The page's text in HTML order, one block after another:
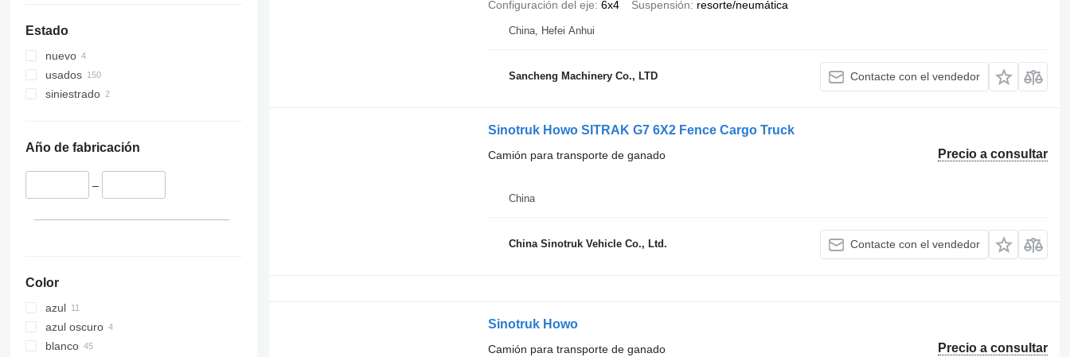
Estado
nuevo
usados
siniestrado
Año de fabricación
–
Color
azul
azul oscuro
blanco
Configuración del eje 6x4 Suspensión resorte/neumática
China, Hefei Anhui
Sancheng Machinery Co., LTD Contacte con el vendedor
Sinotruk Howo SITRAK G7 6X2 Fence Cargo Truck
Precio a consultar
Camión para transporte de ganado
China
China Sinotruk Vehicle Co., Ltd. Contacte con el vendedor
Sinotruk Howo
Precio a consultar
Camión para transporte de ganado